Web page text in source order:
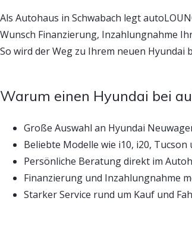
Als Autohaus in Schwabach legt
Wunsch Finanzierung, Inzahlungnahme
So wird der Weg zu Ihrem neuen
Warum einen Hyundai bei
Große Auswahl an Hyundai
Beliebte Modelle wie i10, i20, Tucson
Persönliche Beratung direkt im
Finanzierung und Inzahlungnahme
Starker Service rund um Kauf und